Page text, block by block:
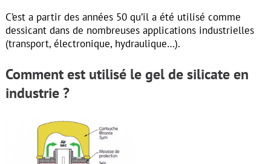
C’est a partir des années 50 qu’il a été utilisé comme
dessicant dans de nombreuses applications industrielles
(transport, électronique, hydraulique…).
Comment est utilisé le gel de silicate en
industrie ?